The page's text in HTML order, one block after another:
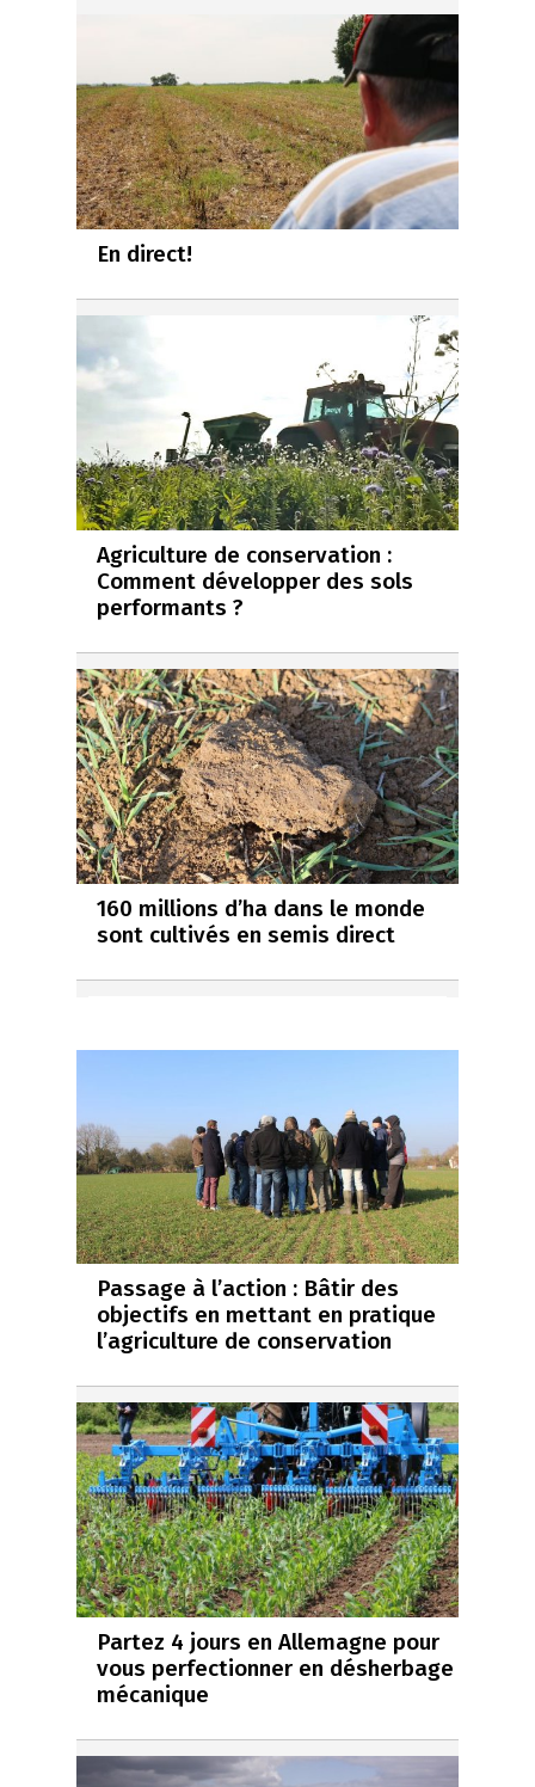
En direct!
Agriculture de conservation :
Comment développer des sols
performants ?
160 millions d’ha dans le monde
sont cultivés en semis direct
Passage à l’action : Bâtir des
objectifs en mettant en pratique
l’agriculture de conservation
Partez 4 jours en Allemagne pour
vous perfectionner en désherbage
mécanique